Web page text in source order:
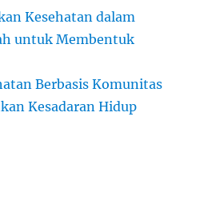
Kesehatan dalam
untuk Membentuk
Berbasis Komunitas
Kesadaran Hidup